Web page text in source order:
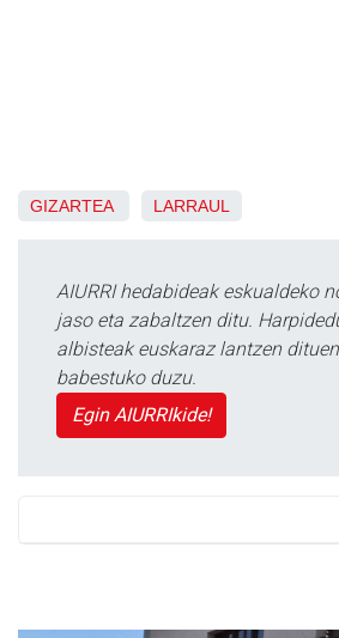
GIZARTEA LARRAUL
AIURRI hedabideak eskualdeko
jaso eta zabaltzen ditu.
albisteak euskaraz lantzen
babestuko duzu.
Egin AIURRIkide!